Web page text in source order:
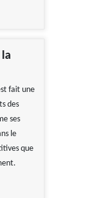
fait une
des
ses
le
que